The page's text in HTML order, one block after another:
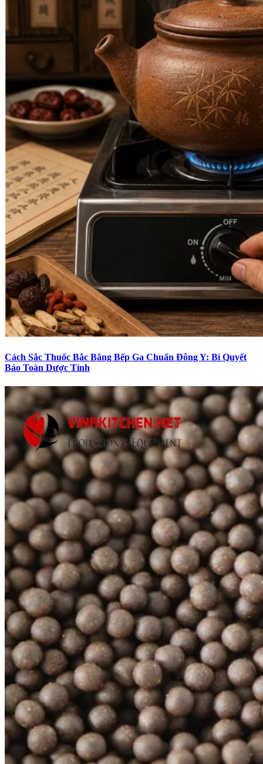
Cách Sắc Thuốc Bắc Bằng Bếp Ga Chuẩn Đông Y: Bí Quyết
Bảo Toàn Dược Tính